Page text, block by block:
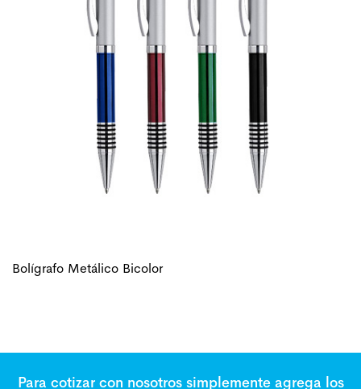
Bolígrafo Metálico Bicolor
Para cotizar con nosotros simplemente agrega los